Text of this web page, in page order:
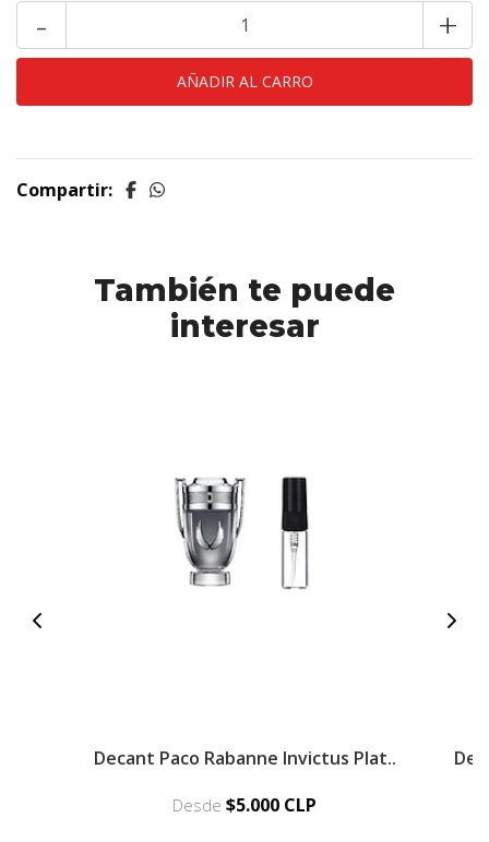
- +
Compartir:
También te puede
interesar
Decant Paco Rabanne Invictus Plat..
Desde $5.000 CLP